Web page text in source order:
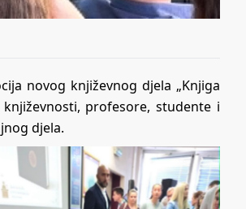
novog književnog djela „Knjiga
profesore, studente i
djela.